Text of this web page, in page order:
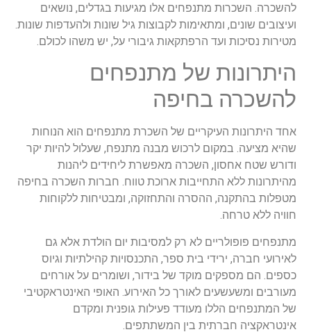
להשכרה. השכרות מתנפחים אלו מגיעות בגדלים, נושאים
ועיצובים שונים, ומתאימות לקבוצות גיל שונות ולהעדפות שונות.
מטירות נסיכות ועד הרפתקאות גיבורי על, יש משהו לכולם.
היתרונות של מתנפחים
להשכרה בחיפה
אחד היתרונות העיקריים של השכרת מתנפחים הוא הנוחות
שהיא מציעה. במקום לרכוש מבנה מתנפח, שעלול להיות יקר
ודורש שטח אחסון, השכרה מאפשרת ליחידים ליהנות
מהיתרונות ללא התחייבות ארוכת טווח. חברות השכרה בחיפה
מטפלות בהתקנה, ההסרה והתחזוקה, ומבטיחות ללקוחות
חוויה ללא טרחה.
מתנפחים פופולריים לא רק למסיבות יום הולדת אלא גם
לאירועי חברה, ירידי בית ספר, התכנסויות קהילתיות וגיוס
כספים. הם מספקים מוקד של בידור, ושומרים על אורחים
מעורבים ומשעשעים לאורך כל האירוע. האופי האינטראקטיבי
של המתנפחים הללו מעודד פעילות גופנית ומקדם
אינטראקציה חברתית בין המשתתפים.